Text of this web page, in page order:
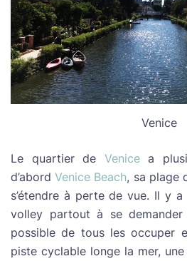
Venice
Le quartier de Venicea
d’abordVenice Beach, sa plage
s’étendre à perte de vue. Il y
volley partout à se demander
possible de tous les occuper
piste cyclable longe la mer,